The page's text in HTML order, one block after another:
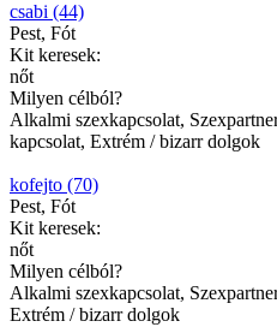
csabi (44)
Pest, Fót
Kit keresek:
nőt
Milyen célból?
Alkalmi szexkapcsolat,
kapcsolat, Extrém / bizarr dolgok
kofejto (70)
Pest, Fót
Kit keresek:
nőt
Milyen célból?
Alkalmi szexkapcsolat,
Extrém / bizarr dolgok